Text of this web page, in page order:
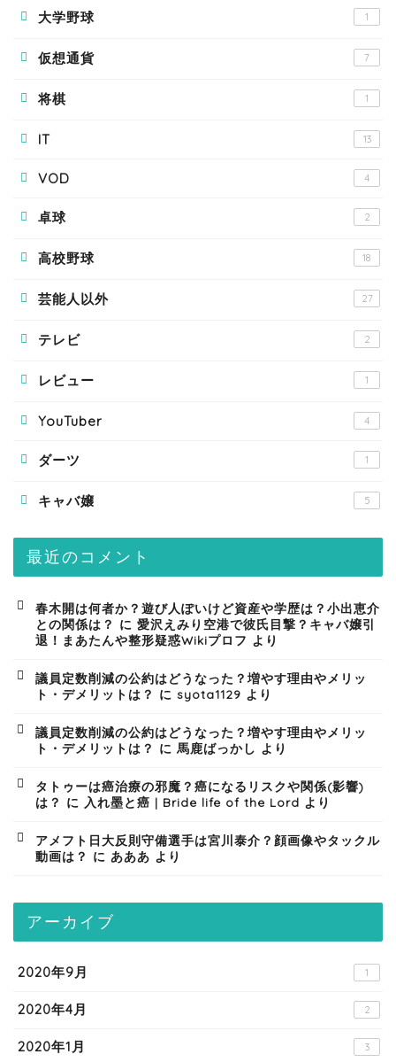
大学野球 1
仮想通貨 7
将棋 1
IT 13
VOD 4
卓球 2
高校野球 18
芸能人以外 27
テレビ 2
レビュー 1
YouTuber 4
ダーツ 1
キャバ嬢 5
最近のコメント
春木開は何者か？遊び人ぽいけど資産や学歴は？小出恵介
との関係は？ に 愛沢えみり空港で彼氏目撃？キャバ嬢引
退！まあたんや整形疑惑Wikiプロフ より
議員定数削減の公約はどうなった？増やす理由やメリッ
ト・デメリットは？ に syota1129 より
議員定数削減の公約はどうなった？増やす理由やメリッ
ト・デメリットは？ に 馬鹿ばっかし より
タトゥーは癌治療の邪魔？癌になるリスクや関係(影響)
は？ に 入れ墨と癌 | Bride life of the Lord より
アメフト日大反則守備選手は宮川泰介？顔画像やタックル
動画は？ に あああ より
アーカイブ
2020年9月 1
2020年4月 2
2020年1月 3